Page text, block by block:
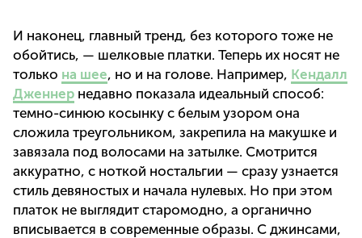
И наконец, главный тренд, без которого тоже не
обойтись, — шелковые платки. Теперь их носят не
только на шее, но и на голове. Например, Кендалл
Дженнер недавно показала идеальный способ:
темно-синюю косынку с белым узором она
сложила треугольником, закрепила на макушке и
завязала под волосами на затылке. Смотрится
аккуратно, с ноткой ностальгии — сразу узнается
стиль девяностых и начала нулевых. Но при этом
платок не выглядит старомодно, а органично
вписывается в современные образы. С джинсами,